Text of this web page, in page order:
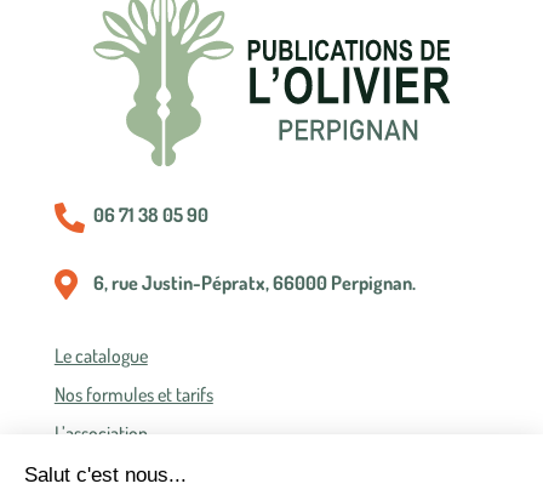
 06 71 38 05 90
 6, rue Justin-Pépratx, 66000 Perpignan.
Le catalogue
Nos formules et tarifs
L’association
Politique de confidentialité